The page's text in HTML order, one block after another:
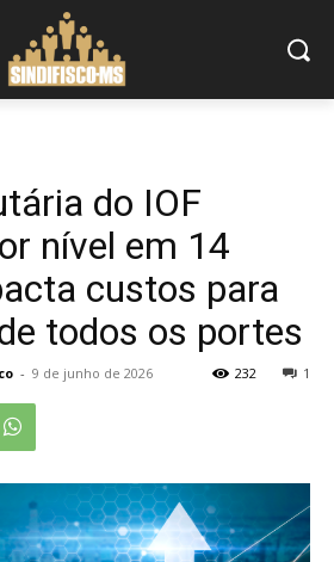
do IOF
nível em 14
custos para
todos os portes
- 9 de junho de 2026 1
232